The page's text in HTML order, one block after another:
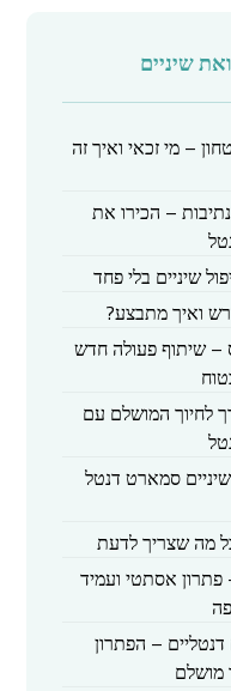
שיניים
– מי זכאי ואיך זה
– הכירו את
שיניים בלי פחד
ואיך מתבצע?
– שיתוף פעולה חדש
לחיוך המושלם עם
סמארט דנטל
מה שצריך לדעת
אסתטי ועמיד
– הפתרון
מושלם